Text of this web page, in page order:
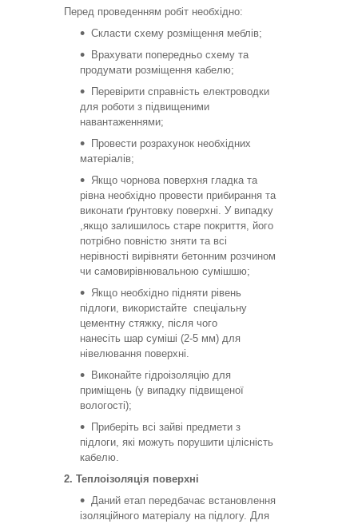
Перед проведенням робіт необхідно:
Скласти схему розміщення меблів;
Врахувати попередньо схему та
продумати розміщення кабелю;
Перевірити справність електроводки
для роботи з підвищеними
навантаженнями;
Провести розрахунок необхідних
матеріалів;
Якщо чорнова поверхня гладка та
рівна необхідно провести прибирання та
виконати ґрунтовку поверхні. У випадку
,якщо залишилось старе покриття, його
потрібно повністю зняти та всі
нерівності вирівняти бетонним розчином
чи самовирівнювальною сумішшю;
Якщо необхідно підняти рівень
підлоги, використайте спеціальну
цементну стяжку, після чого
нанесіть шар суміші (2-5 мм) для
нівелювання поверхні.
Виконайте гідроізоляцію для
приміщень (у випадку підвищеної
вологості);
Приберіть всі зайві предмети з
підлоги, які можуть порушити цілісність
кабелю.
2. Теплоізоляція поверхні
Даний етап передбачає встановлення
ізоляційного матеріалу на підлогу. Для